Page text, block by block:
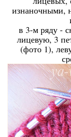
изнаночными,
в 3-м ряду -
лицевую, 3
(фото 1),